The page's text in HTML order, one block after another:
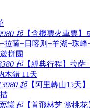
起【含機票火車票】
拉薩+日喀则+羊湖+珠
拼團
起【經典行程】拉萨
木錯 11天
起【阿里轉山15天
議 起【首飛林芝 赏桃